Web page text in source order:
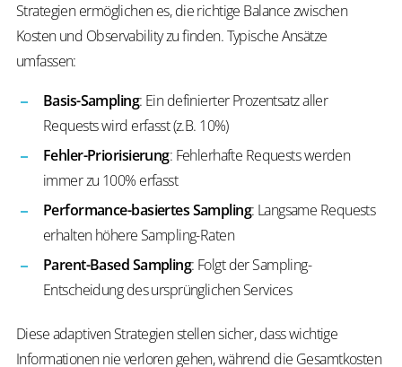
Strategien ermöglichen es, die richtige Balance zwischen
Kosten und Observability zu finden.Typische Ansätze
umfassen:
Basis-Sampling: Ein definierter Prozentsatz aller
Requests wird erfasst (z.B. 10%)
Fehler-Priorisierung: Fehlerhafte Requests werden
immer zu 100% erfasst
Performance-basiertes Sampling: Langsame Requests
erhalten höhere Sampling-Raten
Parent-Based Sampling: Folgt der Sampling-
Entscheidung des ursprünglichen Services
Diese adaptiven Strategien stellen sicher, dass wichtige
Informationen nie verloren gehen, während die Gesamtkosten